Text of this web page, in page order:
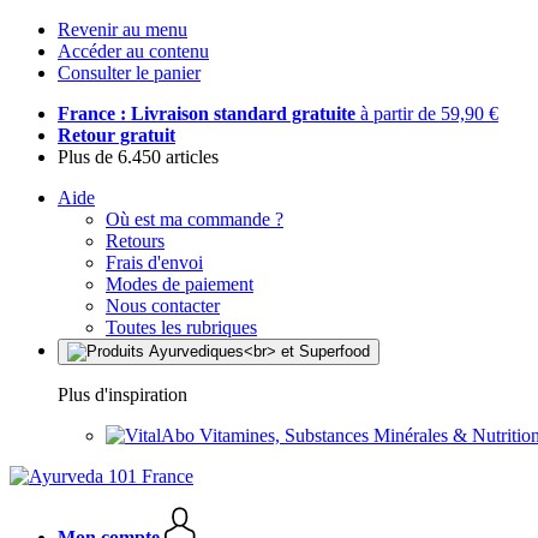
Revenir au menu
Accéder au contenu
Consulter le panier
France : Livraison standard gratuite à partir de 59,90 €
Retour gratuit
Plus de 6.450 articles
Aide
Où est ma commande ?
Retours
Frais d'envoi
Modes de paiement
Nous contacter
Toutes les rubriques
Plus d'inspiration
Vitamines, Substances Minérales &